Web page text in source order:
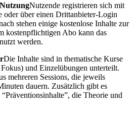
Nutzende registrieren sich mit
oder über einen Drittanbieter-Login
stehen einige kostenlose Inhalte zur
kostenpflichtigen Abo kann das
werden.
Die Inhalte sind in thematische Kurse
und Einzelübungen unterteilt.
mehreren Sessions, die jeweils
dauern. Zusätzlich gibt es
“Präventionsinhalte”, die Theorie und